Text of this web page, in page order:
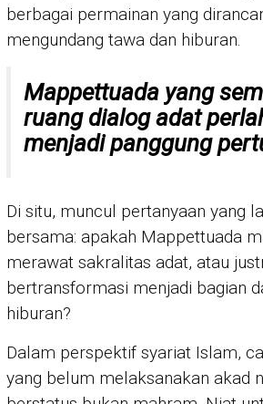
berbagai permainan yang
mengundang tawa dan hiburan.
Mappettuada yang
ruang dialog adat
menjadi panggung
Di situ, muncul pertanyaan yang
bersama: apakah Mappettuada
merawat sakralitas adat, atau
bertransformasi menjadi bagian
hiburan?
Dalam perspektif syariat Islam,
yang belum melaksanakan akad